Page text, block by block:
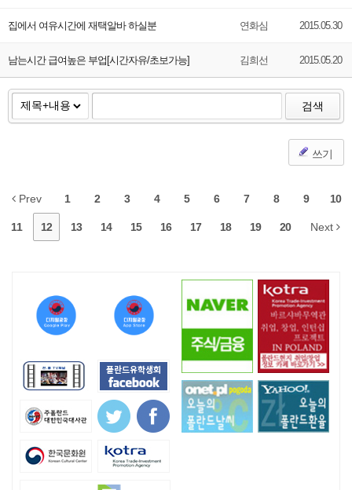
집에서 여유시간에 재택알바 하실분 연화심 2015.05.30
남는시간 급여높은 부업[시간자유/초보가능] 김희선 2015.05.20
검색
쓰기
Prev 1 2 3 4 5 6 7 8 9 10
11 12 13 14 15 16 17 18 19 20 Next